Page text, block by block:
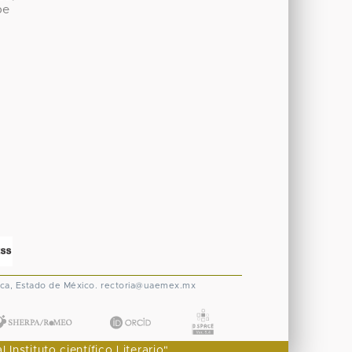
Estado de México. rectoria@uaemex.mx